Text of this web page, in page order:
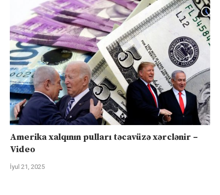
Amerika xalqının pulları təcavüzə xərclənir –
Video
İyul 21, 2025